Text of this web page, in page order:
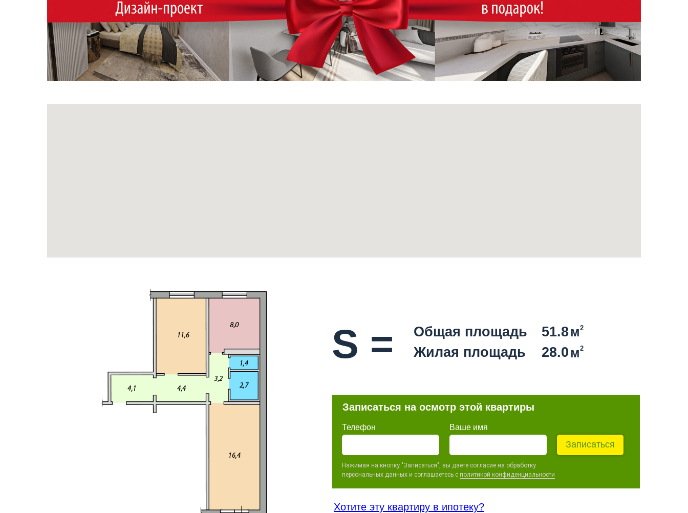
Общая площадь м2
Телефон Ваше имя
Записаться
Жилая площадь
51.8
28.0м2
S =
Нажимая на кнопку "Записаться", вы даете согласие на обработку
персональных данных и соглашаетесь c политикой конфиденциальности
Записаться на осмотр этой квартиры
Хотите эту квартиру в ипотеку?